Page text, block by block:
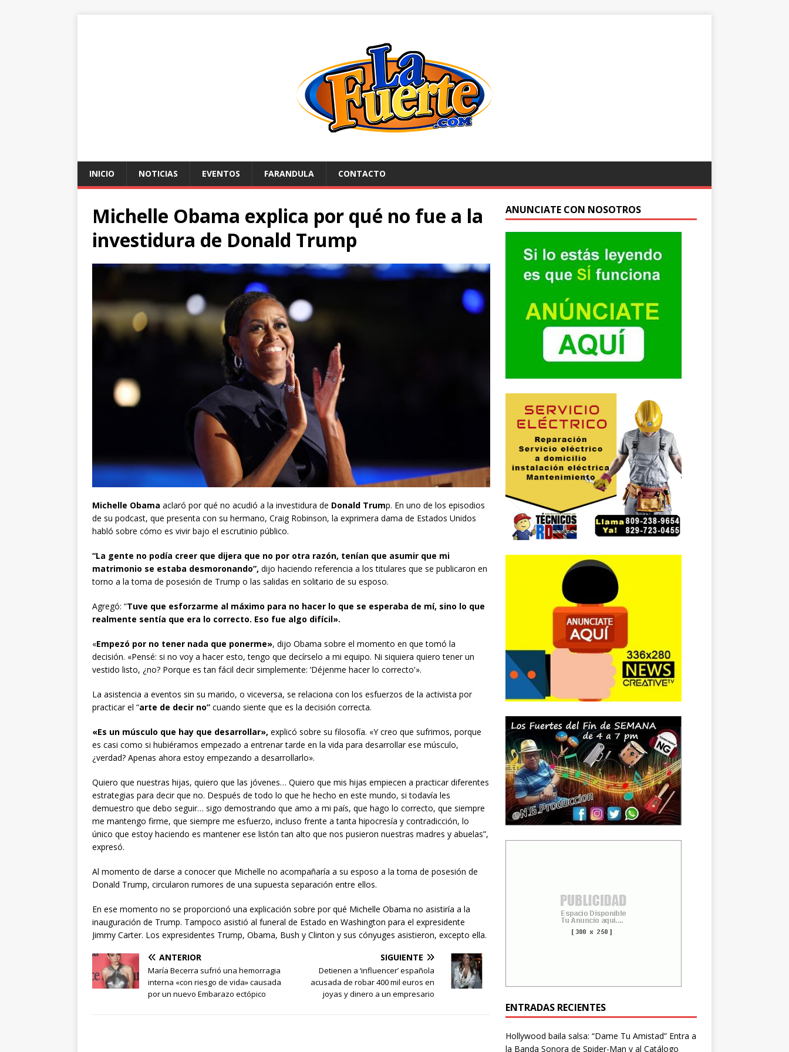
INICIO NOTICIAS EVENTOS FARANDULA CONTACTO
Michelle Obama explica por qué no fue a la
investidura de Donald Trump
Michelle Obama aclaró por qué no acudió a la investidura de Donald Trump. En uno de los episodios
de su podcast, que presenta con su hermano, Craig Robinson, la exprimera dama de Estados Unidos
habló sobre cómo es vivir bajo el escrutinio público.
“La gente no podía creer que dijera que no por otra razón, tenían que asumir que mi
matrimonio se estaba desmoronando”, dijo haciendo referencia a los titulares que se publicaron en
torno a la toma de posesión de Trump o las salidas en solitario de su esposo.
Agregó: “Tuve que esforzarme al máximo para no hacer lo que se esperaba de mí, sino lo que
realmente sentía que era lo correcto. Eso fue algo difícil».
«Empezó por no tener nada que ponerme», dijo Obama sobre el momento en que tomó la
decisión. «Pensé: si no voy a hacer esto, tengo que decírselo a mi equipo. Ni siquiera quiero tener un
vestido listo, ¿no? Porque es tan fácil decir simplemente: ‘Déjenme hacer lo correcto'».
La asistencia a eventos sin su marido, o viceversa, se relaciona con los esfuerzos de la activista por
practicar el “arte de decir no” cuando siente que es la decisión correcta.
«Es un músculo que hay que desarrollar», explicó sobre su filosofía. «Y creo que sufrimos, porque
es casi como si hubiéramos empezado a entrenar tarde en la vida para desarrollar ese músculo,
¿verdad? Apenas ahora estoy empezando a desarrollarlo».
Quiero que nuestras hijas, quiero que las jóvenes… Quiero que mis hijas empiecen a practicar diferentes
estrategias para decir que no. Después de todo lo que he hecho en este mundo, si todavía les
demuestro que debo seguir… sigo demostrando que amo a mi país, que hago lo correcto, que siempre
me mantengo firme, que siempre me esfuerzo, incluso frente a tanta hipocresía y contradicción, lo
único que estoy haciendo es mantener ese listón tan alto que nos pusieron nuestras madres y abuelas”,
expresó.
Al momento de darse a conocer que Michelle no acompañaría a su esposo a la toma de posesión de
Donald Trump, circularon rumores de una supuesta separación entre ellos.
En ese momento no se proporcionó una explicación sobre por qué Michelle Obama no asistiría a la
inauguración de Trump. Tampoco asistió al funeral de Estado en Washington para el expresidente
Jimmy Carter. Los expresidentes Trump, Obama, Bush y Clinton y sus cónyuges asistieron, excepto ella.
ANTERIOR
María Becerra sufrió una hemorragia
interna «con riesgo de vida» causada
por un nuevo Embarazo ectópico
SIGUIENTE
Detienen a ‘influencer’ española
acusada de robar 400 mil euros en
joyas y dinero a un empresario
ANUNCIATE CON NOSOTROS
ENTRADAS RECIENTES
Hollywood baila salsa: “Dame Tu Amistad” Entra a
la Banda Sonora de Spider-Man y al Catálogo